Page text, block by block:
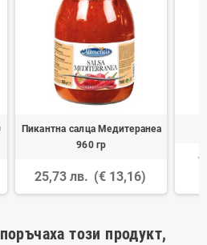
Пикантна салца Медитеранеа
960 гр
25,73 лв. (€ 13,16)
този продукт,